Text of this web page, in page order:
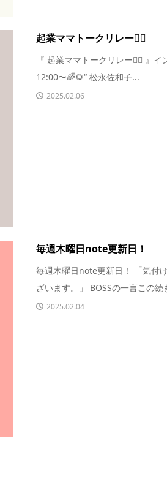
起業ママトークリレー🏃‍♀️
『 起業ママトークリレー🏃‍♀️ 』
12:00〜🌈🌻“ 松永佐和子...
2025.02.06
毎週木曜日note更新日！
毎週木曜日note更新日！ 「気付
ざいます。」 BOSSの一言この
2025.02.04